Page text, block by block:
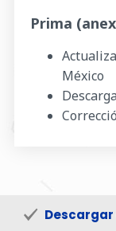
Prima
México